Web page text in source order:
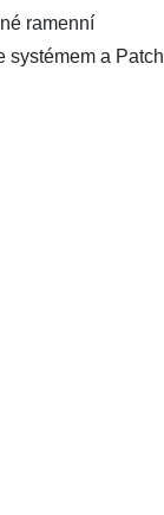
ramenní
systémem a Patch